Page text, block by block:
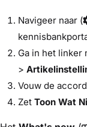
Navigeer naar (
Ga in het linker
>
Vouw de
Zet Toon Wat